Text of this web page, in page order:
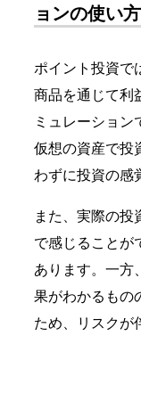
ョンの使い方
ポイント投資で
商品を通じて利
ミュレーション
仮想の資産で投
わずに投資の感
また、実際の投
で感じることが
あります。一方
果がわかるもの
ため、リスクが